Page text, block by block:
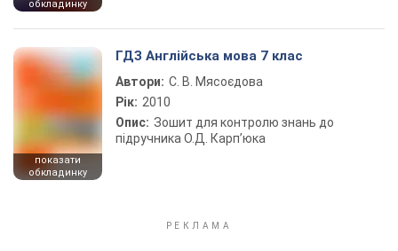
обкладинку
показати
обкладинку
ГДЗ Англійська мова 7 клас
Автори: С. В. Мясоєдова
Рік: 2010
Опис: Зошит для контролю знань до
підручника О.Д. Карп’юка